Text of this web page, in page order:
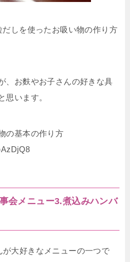
しを使ったお吸い物の作り方
、お麩やお子さんの好きな具
思います。
の基本の作り方
会メニュー3.煮込みハンバ
が大好きなメニューの一つで